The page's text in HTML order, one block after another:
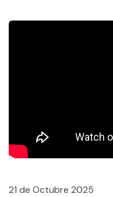
21 de Octubre 2025